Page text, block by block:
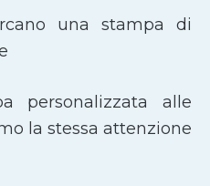
una stampa di
personalizzata alle
la stessa attenzione